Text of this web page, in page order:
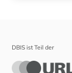
DBIS ist Teil der